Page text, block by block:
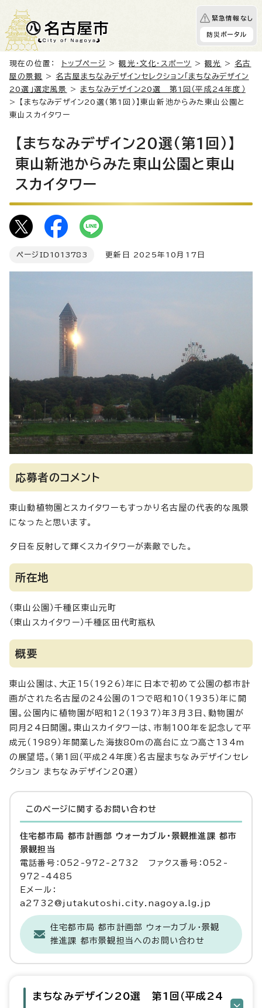
緊急情報なし
防災ポータル
現在の位置： トップページ >観光・文化・スポーツ >観光 > 名古
屋の景観
> 名古屋まちなみデザインセレクション「まちなみデザイン
20選」選定風景
> まちなみデザイン20選 第1回（平成24年度）
> 【まちなみデザイン20選(第1回)】東山新池からみた東山公園と
東山スカイタワー
【まちなみデザイン20選(第1回)】
東山新池からみた東山公園と東山
スカイタワー
ページID 1013783 更新日 2025年10月17日
応募者のコメント
東山動植物園とスカイタワーもすっかり名古屋の代表的な風景
になったと思います。
夕日を反射して輝くスカイタワーが素敵でした。
所在地
（東山公園）千種区東山元町
（東山スカイタワー）千種区田代町瓶杁
概要
東山公園は、大正15（1926）年に日本で初めて公園の都市計
画がされた名古屋の24公園の1つで昭和10（1935）年に開
園。公園内に植物園が昭和12（1937）年3月3日、動物園が
同月24日開園。東山スカイタワーは、市制100年を記念して平
成元（1989）年開業した海抜80mの高台に立つ高さ134m
の展望塔。（第1回（平成24年度）名古屋まちなみデザインセレ
クション まちなみデザイン20選）
このページに関する お問い合わせ
住宅都市局 都市計画部 ウォーカブル・景観推進課 都市
景観担当
電話番号：052-972-2732 ファクス番号：052-
972-4485
Eメール：
a2732@jutakutoshi.city.nagoya.lg.jp
住宅都市局 都市計画部 ウォーカブル・景観
推進課 都市景観担当へのお問い合わせ
まちなみデザイン20選 第1回（平成24